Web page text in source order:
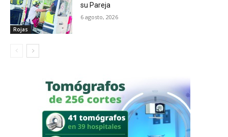
Rojas
su Pareja
6 agosto, 2026